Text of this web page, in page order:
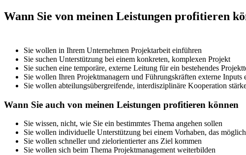
Wann Sie von meinen Leistungen profitieren
Sie wollen in Ihrem Unternehmen Projektarbeit einführen
Sie suchen Unterstützung bei einem konkreten, komplexen Projekt
Sie suchen eine temporäre, externe Leitung für ein bestehendes
Sie wollen Ihren Projektmanagern und Führungskräften externe Inputs
Sie wollen abteilungsübergreifende, interdisziplinäre Kooperation
Wann Sie auch von meinen Leistungen profitieren können
Sie wissen, nicht, wie Sie ein bestimmtes Thema angehen sollen
Sie wollen individuelle Unterstützung bei einem Vorhaben, das
Sie wollen schneller und zielorientierter ans Ziel kommen
Sie wollen sich beim Thema Projektmanagement weiterbilden